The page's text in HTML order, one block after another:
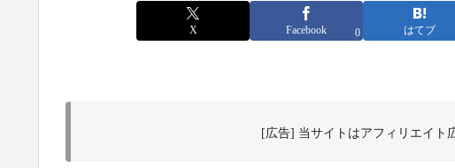
X Facebook 0 はてブ
[広告] 当サイトはアフィリエイト